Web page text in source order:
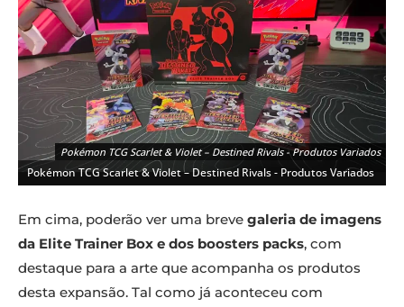
Pokémon TCG Scarlet & Violet – Destined Rivals - Produtos Variados
Pokémon TCG Scarlet & Violet – Destined Rivals - Produtos Variados
Em cima, poderão ver uma breve galeria de imagens
da Elite Trainer Box e dos boosters packs, com
destaque para a arte que acompanha os produtos
desta expansão. Tal como já aconteceu com